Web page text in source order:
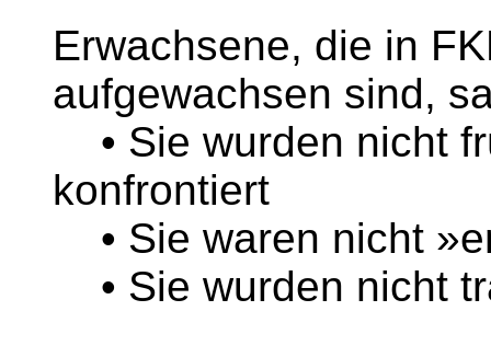
Erwachsene, die in
aufgewachsen sind,
• Sie wurden nicht
konfrontiert
• Sie waren nicht
• Sie wurden nicht